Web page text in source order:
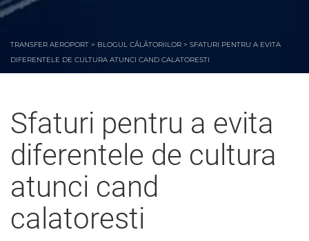
TRANSFER AEROPORT > BLOGUL CĂLĂTORIILOR > SFATURI PENTRU A EVITA
DIFERENTELE DE CULTURA ATUNCI CAND CALATORESTI
Sfaturi pentru a evita
diferentele de cultura
atunci cand
calatoresti